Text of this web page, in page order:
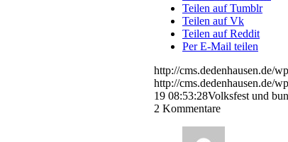
Teilen auf Tumblr
Teilen auf Vk
Teilen auf Reddit
Per E-Mail teilen
http://cms.dedenhausen.de/
http://cms.dedenhausen.de/
19 08:53:28Volksfest und
2 Kommentare